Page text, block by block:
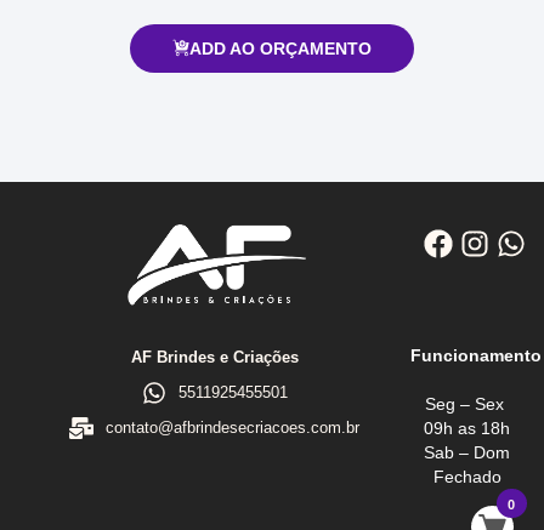
ADD AO ORÇAMENTO
AF Brindes e Criações
5511925455501
contato@afbrindesecriacoes.com.br
Funcionamento
Seg – Sex
09h as 18h
Sab – Dom
Fechado
0